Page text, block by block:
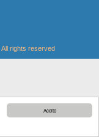
Aceito
All rights reserved